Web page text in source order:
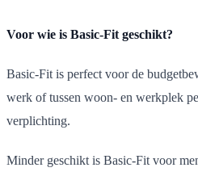
Voor wie is Basic-Fit geschikt?
Basic-Fit is perfect voor de
werk of tussen woon- en werkplek
verplichting.
Minder geschikt is Basic-Fit voor